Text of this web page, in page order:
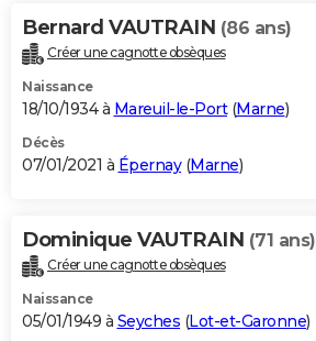
Bernard VAUTRAIN (86 ans)
Créer une cagnotte obsèques
Naissance
18/10/1934 à Mareuil-le-Port(Marne)
Décès
07/01/2021 à Épernay(Marne)
Dominique VAUTRAIN (71 ans)
Créer une cagnotte obsèques
Naissance
05/01/1949 à Seyches (Lot-et-Garonne)